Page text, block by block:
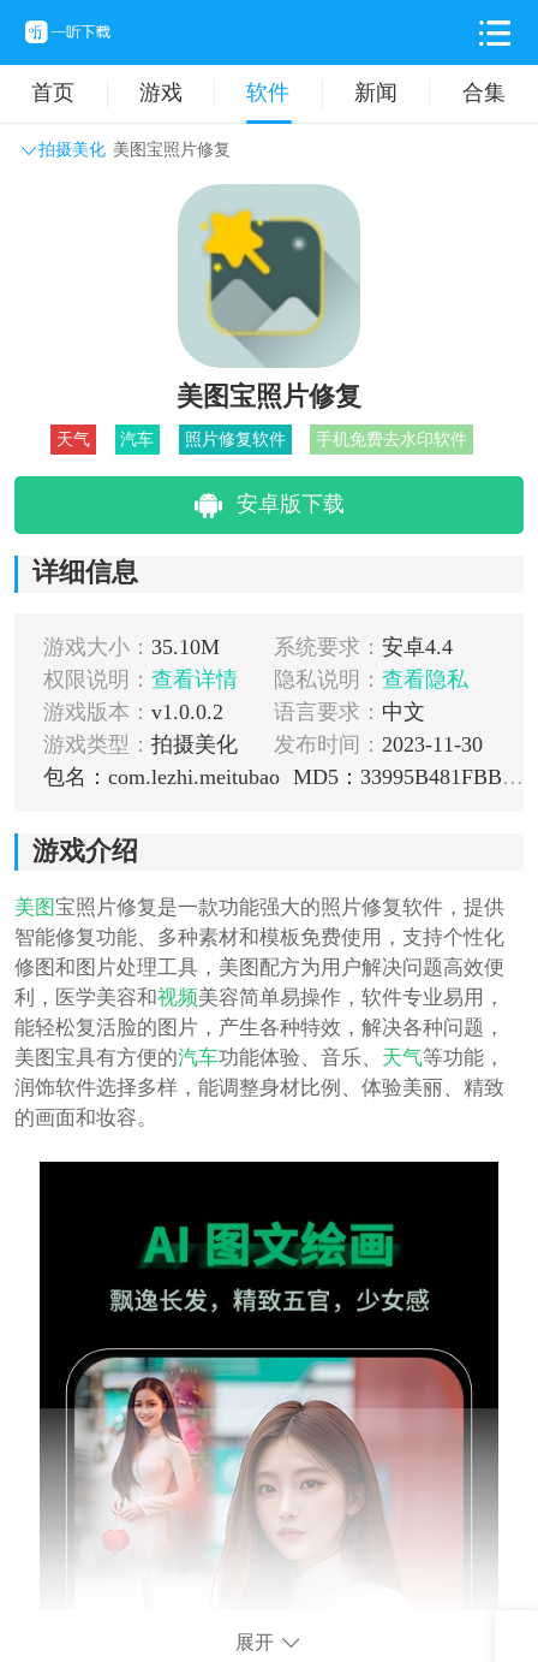
首页 游戏 软件 新闻 合集
拍摄美化 美图宝照片修复
主题壁纸 旅游出行
拍摄美化 时尚购物
美图宝照片修复
天气 汽车 照片修复软件 手机免费去水印软件
安卓版下载
详细信息
游戏大小： 35.10M 系统要求： 安卓4.4
权限说明： 查看详情 隐私说明： 查看隐私
游戏版本： v1.0.0.2 语言要求： 中文
游戏类型： 拍摄美化 发布时间： 2023-11-30
包名：com.lezhi.meitubao
MD5：33995B481FBB725076BAC822B567F41F
游戏介绍
美图宝照片修复是一款功能强大的照片修复软件，提供
智能修复功能、多种素材和模板免费使用，支持个性化
修图和图片处理工具，美图配方为用户解决问题高效便
利，医学美容和视频美容简单易操作，软件专业易用，
能轻松复活脸的图片，产生各种特效，解决各种问题，
美图宝具有方便的汽车功能体验、音乐、 天气等功能，
润饰软件选择多样，能调整身材比例、体验美丽、精致
的画面和妆容。
展开